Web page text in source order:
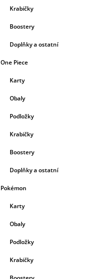
Krabičky
Boostery
Doplňky a ostatní
One Piece
Karty
Obaly
Podložky
Krabičky
Boostery
Doplňky a ostatní
Pokémon
Karty
Obaly
Podložky
Krabičky